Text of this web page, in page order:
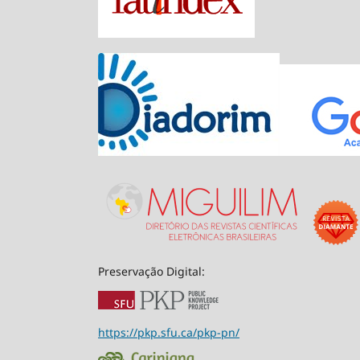
Preservação Digital:
https://pkp.sfu.ca/pkp-pn/